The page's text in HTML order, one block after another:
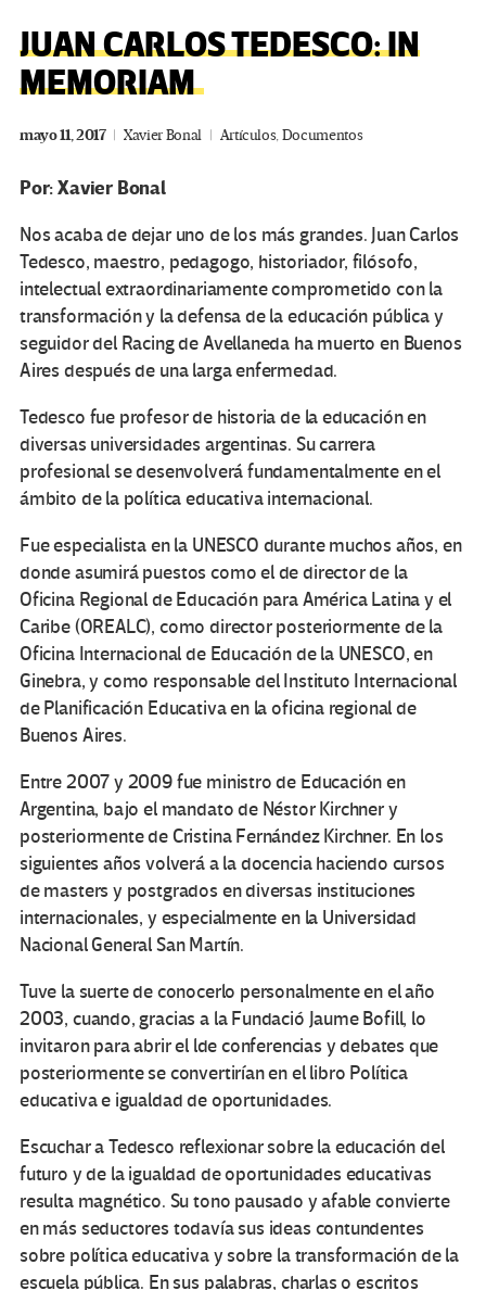
JUAN CARLOS TEDESCO: IN
MEMORIAM
mayo 11, 2017 Xavier Bonal Artículos,Documentos
Por: Xavier Bonal
Nos acaba de dejar uno de los más grandes. Juan Carlos
Tedesco, maestro, pedagogo, historiador, filósofo,
intelectual extraordinariamente comprometido con la
transformación y la defensa de la educación pública y
seguidor del Racing de Avellaneda ha muerto en Buenos
Aires después de una larga enfermedad.
Tedesco fue profesor de historia de la educación en
diversas universidades argentinas. Su carrera
profesional se desenvolverá fundamentalmente en el
ámbito de la política educativa internacional.
Fue especialista en la UNESCO durante muchos años, en
donde asumirá puestos como el de director de la
Oficina Regional de Educación para América Latina y el
Caribe (OREALC), como director posteriormente de la
Oficina Internacional de Educación de la UNESCO, en
Ginebra, y como responsable del Instituto Internacional
de Planificación Educativa en la oficina regional de
Buenos Aires.
Entre 2007 y 2009 fue ministro de Educación en
Argentina, bajo el mandato de Néstor Kirchner y
posteriormente de Cristina Fernández Kirchner. En los
siguientes años volverá a la docencia haciendo cursos
de masters y postgrados en diversas instituciones
internacionales, y especialmente en la Universidad
Nacional General San Martín.
Tuve la suerte de conocerlo personalmente en el año
2003, cuando, gracias a la Fundació Jaume Bofill, lo
invitaron para abrir el lde conferencias y debates que
posteriormente se convertirían en el libro Política
educativa e igualdad de oportunidades.
Escuchar a Tedesco reflexionar sobre la educación del
futuro y de la igualdad de oportunidades educativas
resulta magnético. Su tono pausado y afable convierte
en más seductores todavía sus ideas contundentes
sobre política educativa y sobre la transformación de la
escuela pública. En sus palabras, charlas o escritos